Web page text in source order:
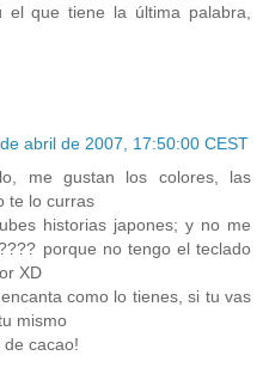
el que tiene la última palabra,
abril de 2007, 17:50:00 CEST
me gustan los colores, las
te lo curras
historias japones; y no me
porque no tengo el teclado
XD
como lo tienes, si tu vas
mismo
cacao!